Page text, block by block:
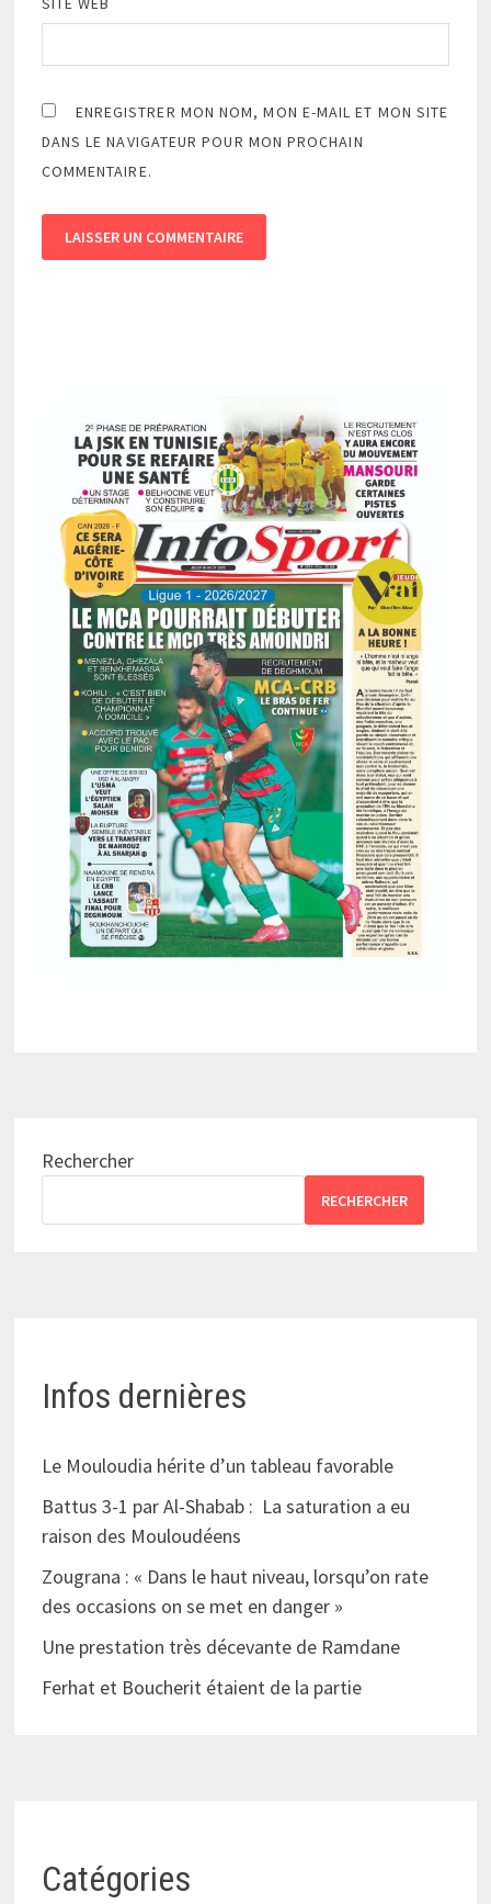
ENREGISTRER MON NOM, MON E-MAIL ET MON SITE
DANS LE NAVIGATEUR POUR MON PROCHAIN
COMMENTAIRE.
Rechercher
RECHERCHER
Infos dernières
Le Mouloudia hérite d’un tableau favorable
Battus 3-1 par Al-Shabab : La saturation a eu
raison des Mouloudéens
Zougrana : « Dans le haut niveau, lorsqu’on rate
des occasions on se met en danger »
Une prestation très décevante de Ramdane
Ferhat et Boucherit étaient de la partie
Catégories